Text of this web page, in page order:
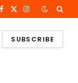
Facebook
X
Instagram
SUBSCRIBE